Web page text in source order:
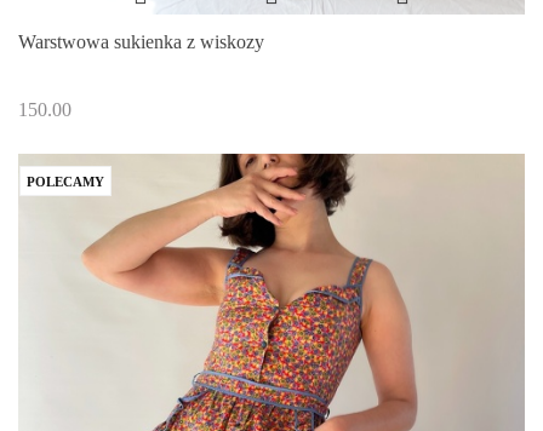
Warstwowa sukienka z wiskozy
150.00
POLECAMY